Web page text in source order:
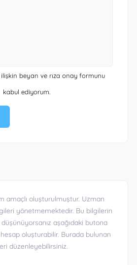
ilişkin beyan ve rıza onay formunu
kabul ediyorum.
amaçlı oluşturulmuştur. Uzman
yönetmemektedir. Bu bilgilerin
aşağıdaki butona
oluşturabilir. Burada bulunan
düzenleyebilirsiniz.